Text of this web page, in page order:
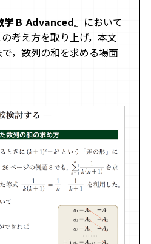
学Ｂ Advanced』において
考え方を取り上げ，本文
，数列の和を求める場面